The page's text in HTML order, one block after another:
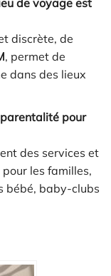
de voyage est
discrète, de
, permet de
dans des lieux
pour
des services et
les familles,
bébé, baby-clubs